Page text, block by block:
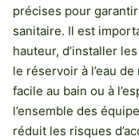
précises pour
sanitaire. Il est
hauteur, d’installer
le réservoir à l’eau
facile au bain ou à
l’ensemble des
réduit les risques